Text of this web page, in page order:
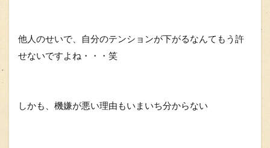
他人のせいで、自分のテンションが下がるなんてもう許
せないですよね・・・笑
しかも、機嫌が悪い理由もいまいち分からない